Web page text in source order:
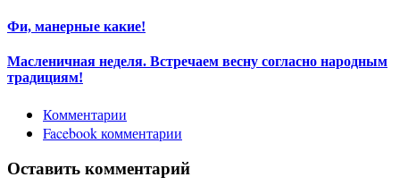
Фи, манерные какие!
Масленичная неделя. Встречаем весну согласно народным
традициям!
Комментарии
Facebook комментарии
Оставить комментарий